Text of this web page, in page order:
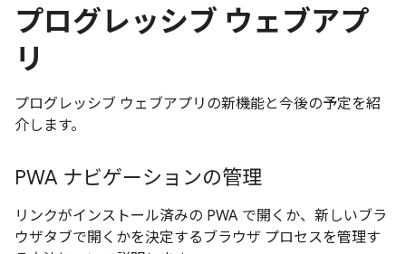
プログレッシブ ウェブアプ
リ
プログレッシブ ウェブアプリの新機能と今後の予定を紹
介します。
PWA ナビゲーションの管理
リンクがインストール済みの PWA で開くか、新しいブラ
ウザタブで開くかを決定するブラウザ プロセスを管理す